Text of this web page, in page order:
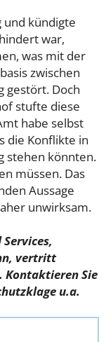
und kündigte
war,
was mit der
zwischen
gestört. Doch
stufte diese
habe selbst
die Konflikte in
stehen könnten.
müssen. Das
Aussage
unwirksam.
vertritt
Kontaktieren Sie
u.a.